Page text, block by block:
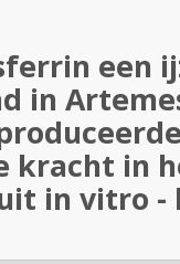
een
in
kracht in
in vitro -